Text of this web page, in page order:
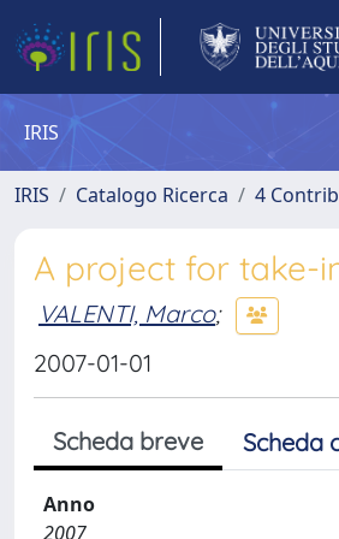
IRIS
IRIS Catalogo Ricerca 4
A project for take-
VALENTI, Marco;
2007-01-01
Scheda breve Scheda
Anno
2007